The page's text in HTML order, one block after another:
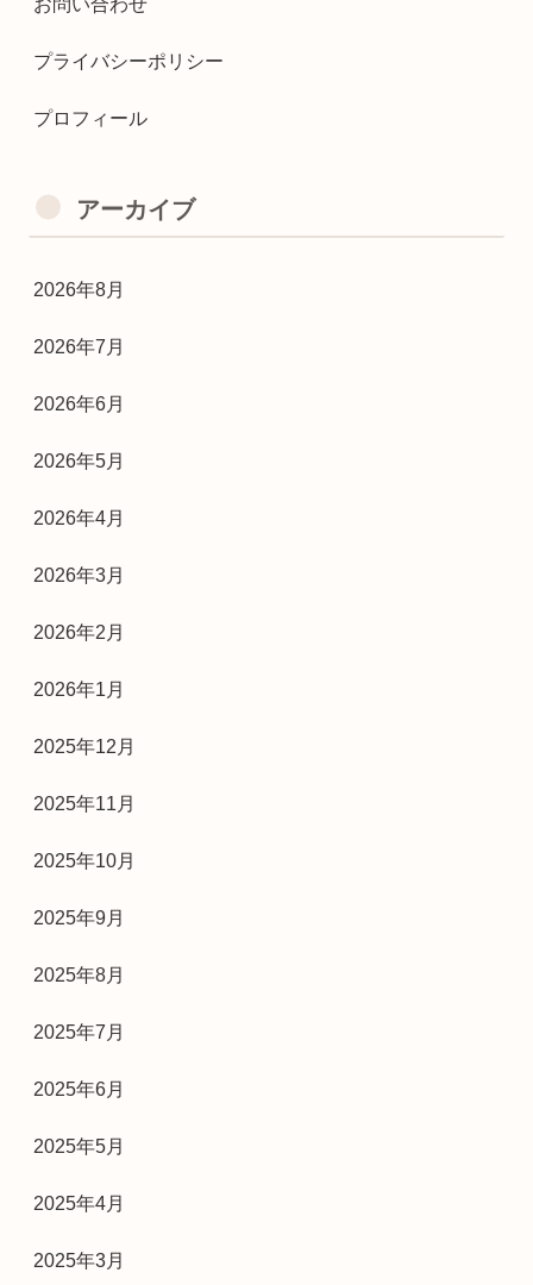
プライバシーポリシー
プロフィール
アーカイブ
2026年8月
2026年7月
2026年6月
2026年5月
2026年4月
2026年3月
2026年2月
2026年1月
2025年12月
2025年11月
2025年10月
2025年9月
2025年8月
2025年7月
2025年6月
2025年5月
2025年4月
2025年3月